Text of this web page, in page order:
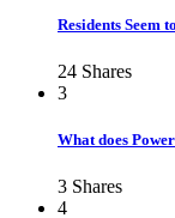
Residents Seem
24 Shares
3
What does
3 Shares
4